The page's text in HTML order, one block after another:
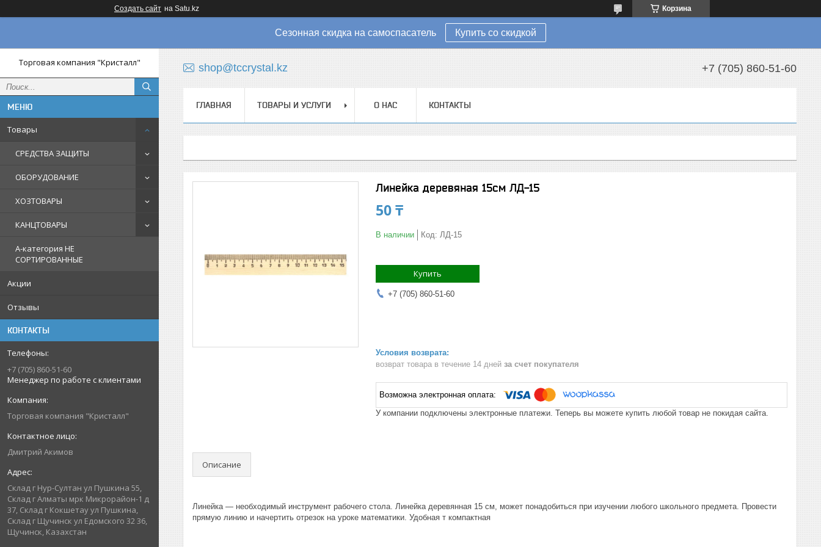
Создать сайт на Satu.kz Корзина
Сезонная скидка на самоспасатель Купить со скидкой
Торговая компания "Кристалл"
Товары
СРЕДСТВА ЗАЩИТЫ
ОБОРУДОВАНИЕ
ХОЗТОВАРЫ
КАНЦТОВАРЫ
A-категория НЕ
СОРТИРОВАННЫЕ
Акции
Отзывы
КОНТАКТЫ
+7 (705) 860-51-60
Менеджер по работе с клиентами
Торговая компания "Кристалл"
Дмитрий Акимов
Склад г Нур-Султан ул Пушкина 55,
Склад г Алматы мрк Микрорайон-1 д
37, Склад г Кокшетау ул Пушкина,
Склад г Щучинск ул Едомского 32 36,
Щучинск, Казахстан
shop@tccrystal.kz +7 (705) 860-51-60
ГЛАВНАЯ ТОВАРЫ И УСЛУГИ О НАС КОНТАКТЫ
Линейка деревяная 15см ЛД-15
50 ₸
В наличии Код: ЛД-15
Купить
+7 (705) 860-51-60
возврат товара в течение 14 дней за счет покупателя
У компании подключены электронные платежи. Теперь вы можете купить любой товар не покидая сайта.
Описание
Линейка — необходимый инструмент рабочего стола. Линейка деревянная 15 см, может понадобиться при изучении любого школьного предмета. Провести
прямую линию и начертить отрезок на уроке математики. Удобная т компактная